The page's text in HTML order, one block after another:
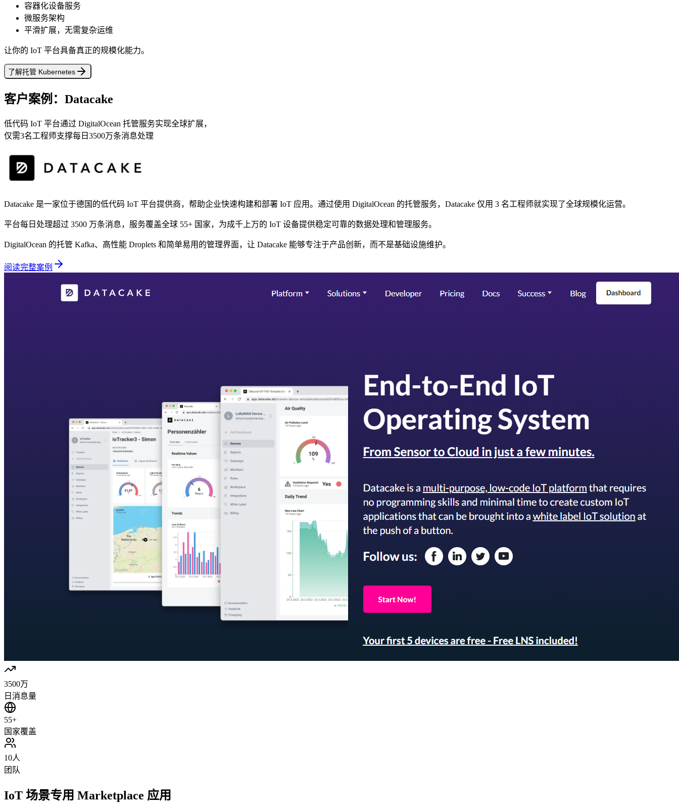
容器化设备服务
微服务架构
平滑扩展，无需复杂运维
让你的 IoT 平台具备真正的规模化能力。
了解托管 Kubernetes
客户案例：Datacake
低代码 IoT 平台通过 DigitalOcean 托管服务实现全球扩展，
仅需3名工程师支撑每日3500万条消息处理
Datacake 是一家位于德国的低代码 IoT 平台提供商，帮助企业快速构建和部署 IoT 应用。通过使用 DigitalOcean 的托管服务，Datacake 仅用 3 名工程师就实现了全球规模化运营。
平台每日处理超过 3500 万条消息，服务覆盖全球 55+ 国家，为成千上万的 IoT 设备提供稳定可靠的数据处理和管理服务。
DigitalOcean 的托管 Kafka、高性能 Droplets 和简单易用的管理界面，让 Datacake 能够专注于产品创新，而不是基础设施维护。
阅读完整案例
3500万
日消息量
55+
国家覆盖
10人
团队
IoT 场景专用 Marketplace 应用